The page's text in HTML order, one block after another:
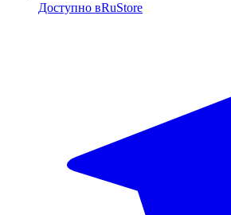
Доступно вRuStore